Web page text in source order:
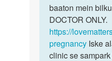
baaton mein
DOCTOR ONLY.
https://
pregnancy Iske
clinic se